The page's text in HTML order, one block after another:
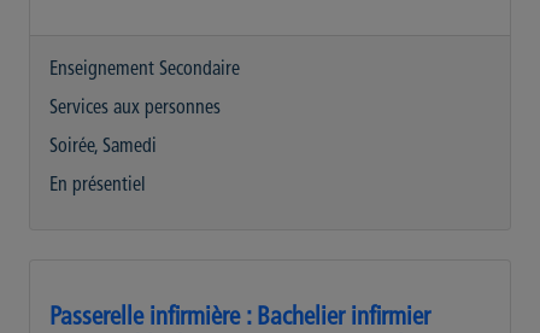
Enseignement Secondaire
Services aux personnes
Soirée, Samedi
En présentiel
Passerelle infirmière : Bachelier infirmier